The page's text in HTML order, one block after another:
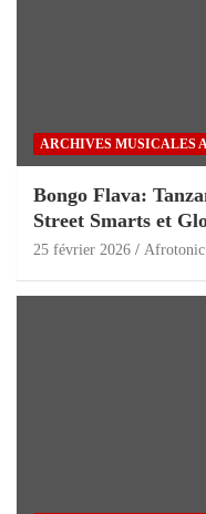
ARCHIVES MUSICALES
Bongo Flava:
Street Smarts et
25 février 2026